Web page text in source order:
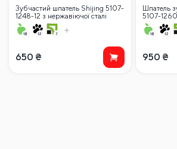
Зубчастий шпатель Shijing 5107-
1248-12 з нержавіючої сталі
120*480 мм зуб 12 мм
650 ₴
Шпатель
5107-
сталі
950 ₴